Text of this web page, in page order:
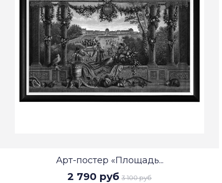
Арт-постер «Площадь...
2 790 руб 3 100 руб